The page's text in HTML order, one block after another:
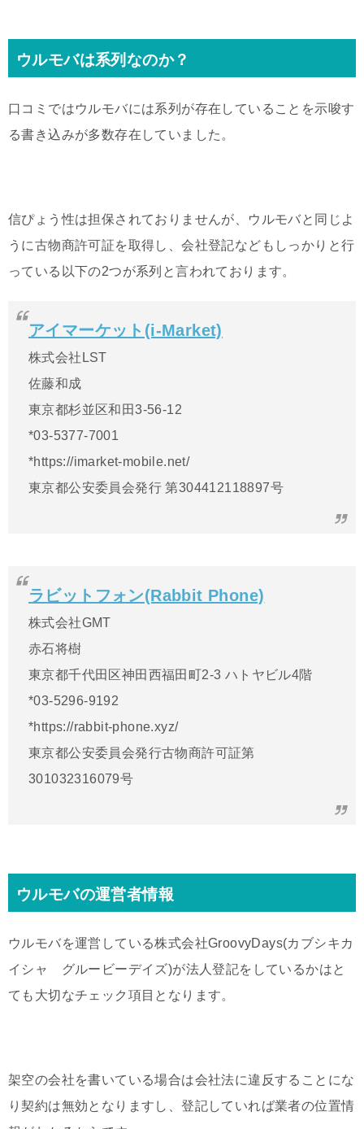
ウルモバは系列なのか？
口コミではウルモバには系列が存在していることを示唆す
る書き込みが多数存在していました。
信ぴょう性は担保されておりませんが、ウルモバと同じよ
うに古物商許可証を取得し、会社登記などもしっかりと行
っている以下の2つが系列と言われております。
アイマーケット(i-Market)
株式会社LST
佐藤和成
東京都杉並区和田3-56-12
*03-5377-7001
*https://imarket-mobile.net/
東京都公安委員会発行 第304412118897号
ラビットフォン(Rabbit Phone)
株式会社GMT
赤石将樹
東京都千代田区神田西福田町2-3 ハトヤビル4階
*03-5296-9192
*https://rabbit-phone.xyz/
東京都公安委員会発行古物商許可証第
301032316079号
ウルモバの運営者情報
ウルモバを運営している株式会社GroovyDays(カブシキカ
イシャ グルービーデイズ)が法人登記をしているかはと
ても大切なチェック項目となります。
架空の会社を書いている場合は会社法に違反することにな
り契約は無効となりますし、登記していれば業者の位置情